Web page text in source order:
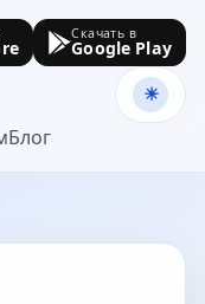
Блог
Скачать в
Google Play